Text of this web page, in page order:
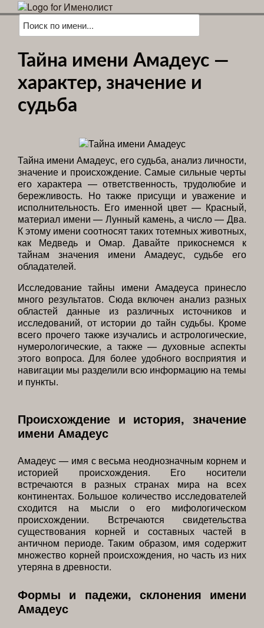
Тайна имени Амадеус —
характер, значение и
судьба
Тайна имени Амадеус, его судьба, анализ личности,
значение и происхождение. Самые сильные черты
его характера — ответственность, трудолюбие и
бережливость. Но также присущи и уважение и
исполнительность. Его именной цвет — Красный,
материал имени — Лунный камень, а число — Два.
К этому имени соотносят таких тотемных животных,
как Медведь и Омар. Давайте прикоснемся к
тайнам значения имени Амадеус, судьбе его
обладателей.
Исследование тайны имени Амадеуса принесло
много результатов. Сюда включен анализ разных
областей данные из различных источников и
исследований, от истории до тайн судьбы. Кроме
всего прочего также изучались и астрологические,
нумерологические, а также — духовные аспекты
этого вопроса. Для более удобного восприятия и
навигации мы разделили всю информацию на темы
и пункты.
Происхождение и история, значение
имени Амадеус
Амадеус — имя с весьма неоднозначным корнем и
историей происхождения. Его носители
встречаются в разных странах мира на всех
континентах. Большое количество исследователей
сходится на мысли о его мифологическом
происхождении. Встречаются свидетельства
существования корней и составных частей в
античном периоде. Таким образом, имя содержит
множество корней происхождения, но часть из них
утеряна в древности.
Формы и падежи, склонения имени
Амадеус